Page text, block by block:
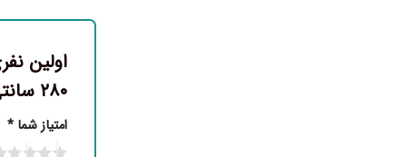
اولین
۲۸۰ سانتی متر”
امتیاز شما *